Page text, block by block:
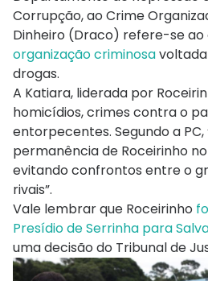
Corrupção, ao Crime
Dinheiro (Draco) refere-se
organização criminosa
drogas.
A Katiara, liderada por
homicídios, crimes contra o
entorpecentes. Segundo a
permanência de Roceirinho
evitando confrontos entre o
rivais”.
Vale lembrar que Roceirinho
Presídio de Serrinha para
uma decisão do Tribunal de